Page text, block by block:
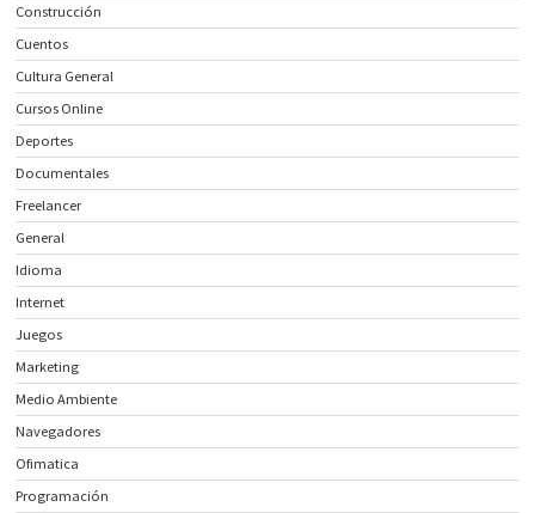
Construcción
Cuentos
Cultura General
Cursos Online
Deportes
Documentales
Freelancer
General
Idioma
Internet
Juegos
Marketing
Medio Ambiente
Navegadores
Ofimatica
Programación